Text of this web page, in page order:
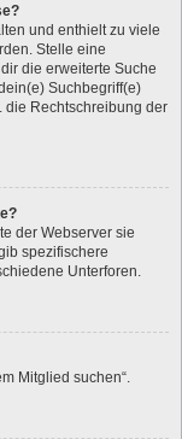
und enthielt zu viele
Stelle eine
die erweiterte Suche
Suchbegriff(e)
die Rechtschreibung der
der Webserver sie
spezifischere
Unterforen.
Mitglied suchen“.